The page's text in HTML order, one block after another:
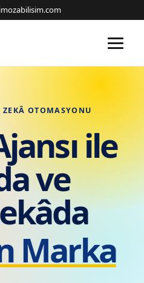
ZEKÂ OTOMASYONU
ile
ve
Marka